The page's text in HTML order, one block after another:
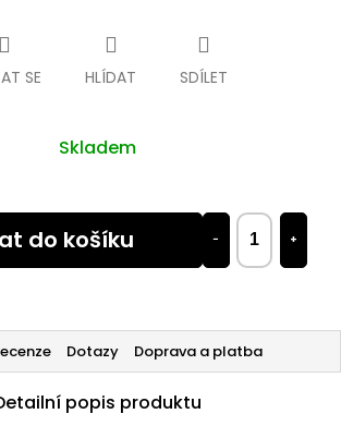
Skladem
+
−
do košíku
SE HLÍDAT SDÍLET
Dotazy Doprava a platba
popis produktu